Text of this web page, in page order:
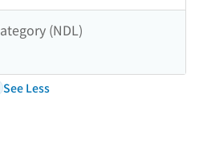
(NDL)
See Less